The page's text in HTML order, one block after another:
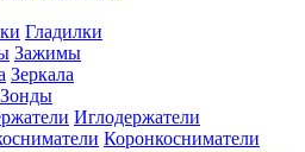
Гладилки
Зажимы
Зеркала
Зонды
Иглодержатели
Коронкосниматели